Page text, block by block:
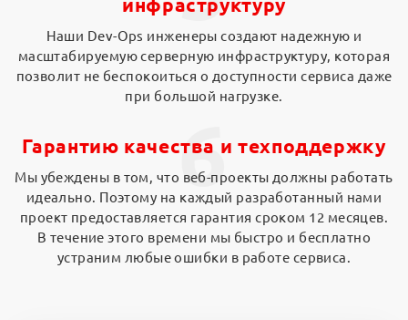
инфраструктуру
Наши Dev-Ops инженеры создают надежную и
масштабируемую серверную инфраструктуру, которая
позволит не беспокоиться о доступности сервиса даже
при большой нагрузке.
6
Гарантию качества и техподдержку
Мы убеждены в том, что веб-проекты должны работать
идеально. Поэтому на каждый разработанный нами
проект предоставляется гарантия сроком 12 месяцев.
В течение этого времени мы быстро и бесплатно
устраним любые ошибки в работе сервиса.